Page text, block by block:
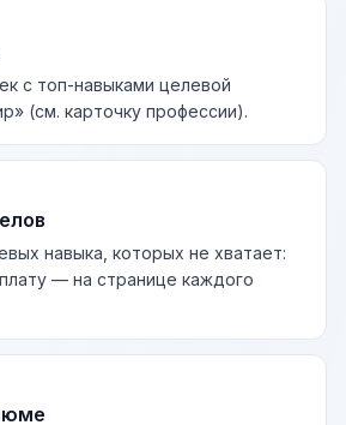
с топ-навыками целевой
(см. карточку профессии).
навыка, которых не хватает:
— на странице каждого